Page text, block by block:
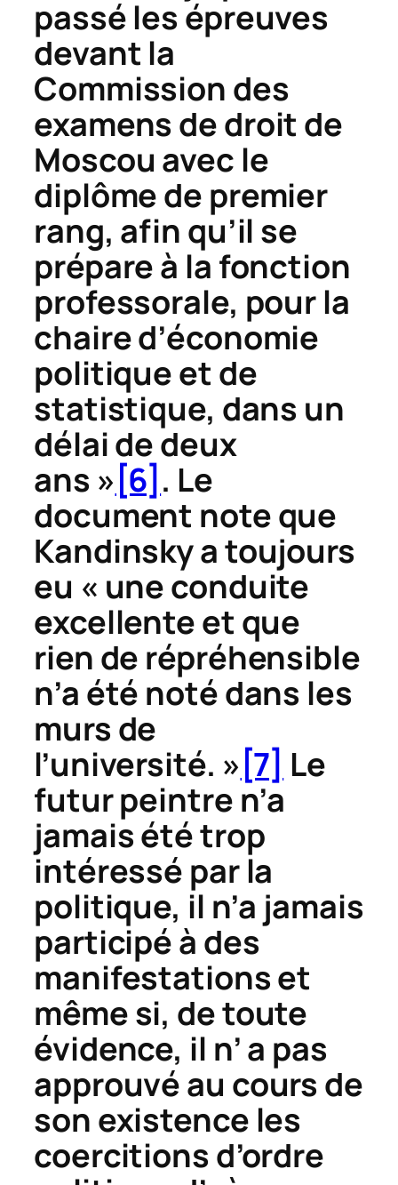
passé les épreuves
devant la
Commission des
examens de droit de
Moscou avec le
diplôme de premier
rang, afin qu’il se
prépare à la fonction
professorale, pour la
chaire d’économie
politique et de
statistique, dans un
délai de deux
ans » [6] . Le
document note que
Kandinsky a toujours
eu « une conduite
excellente et que
rien de répréhensible
n’a été noté dans les
murs de
l’université. » [7] Le
futur peintre n’a
jamais été trop
intéressé par la
politique, il n’a jamais
participé à des
manifestations et
même si, de toute
évidence, il n’ a pas
approuvé au cours de
son existence les
coercitions d’ordre